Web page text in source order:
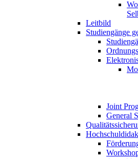
Leitbild
Studiengänge
Joint
General